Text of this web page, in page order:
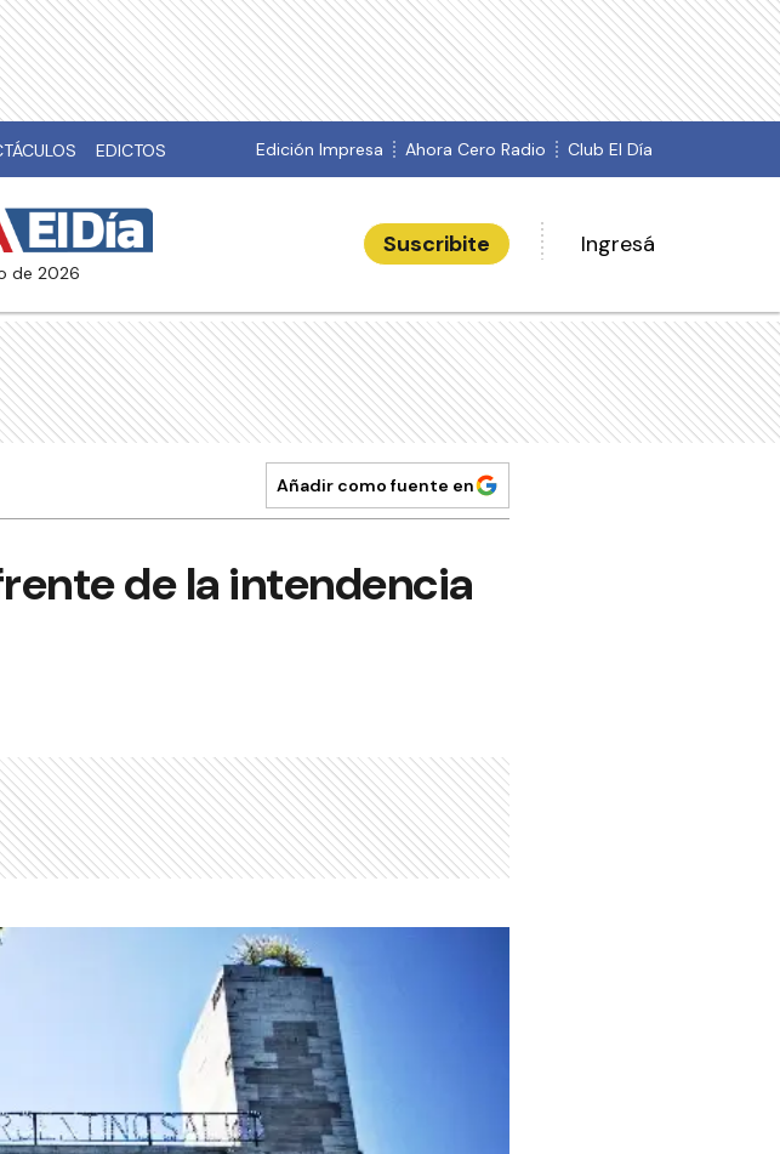
EDICTOS Edición Impresa Ahora Cero Radio Club El Día
de 2026
Suscribite Ingresá
Añadir como fuente en
de la intendencia